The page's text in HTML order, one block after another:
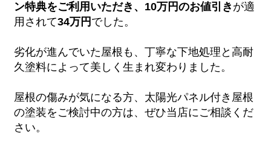
ン特典をご利用いただき、10万円のお値引き が適
用されて34万円 でした。
劣化が進んでいた屋根も、丁寧な下地処理と高耐
久塗料によって美しく生まれ変わりました。
屋根の傷みが気になる方、太陽光パネル付き屋根
の塗装をご検討中の方は、ぜひ当店にご相談くだ
さい。